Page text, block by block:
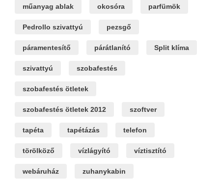
műanyag ablak okosóra parfümök
Pedrollo szivattyú pezsgő
páramentesítő párátlanító Split klíma
szivattyú szobafestés
szobafestés ötletek
szobafestés ötletek 2012 szoftver
tapéta tapétázás telefon
törölköző vízlágyító víztisztító
webáruház zuhanykabin